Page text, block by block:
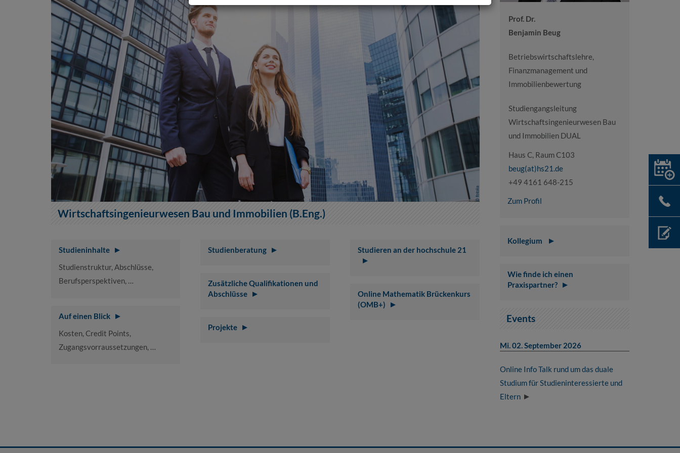
Wirtschaftsingenieurwesen Bau und Immobilien (B.Eng.)
Studieninhalte
Studienstruktur, Abschlüsse,
Berufsperspektiven, …
Auf einen Blick
Kosten, Credit Points,
Zugangsvorraussetzungen, …
Studienberatung
Zusätzliche Qualifikationen und
Abschlüsse
Projekte
Studieren an der hochschule 21
Online Mathematik Brückenkurs
(OMB+)
Prof. Dr.
Benjamin Beug
Betriebswirtschaftslehre,
Finanzmanagement und
Immobilienbewertung
Studiengangsleitung
Wirtschaftsingenieurwesen Bau
und Immobilien DUAL
Haus C, Raum C103
beug(at)hs21.de
+49 4161 648-215
Zum Profil
Kollegium
Wie finde ich einen
Praxispartner?
Events
Mi. 02. September 2026
Online Info Talk rund um das duale
Studium für Studieninteressierte und
Eltern